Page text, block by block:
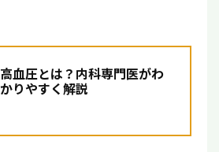
高血圧とは？内科専門医がわ
かりやすく解説